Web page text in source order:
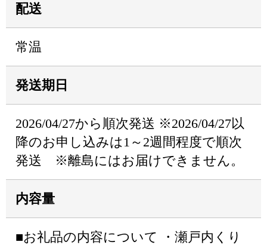
配送
常温
発送期日
2026/04/27から順次発送 ※2026/04/27以
降のお申し込みは1～2週間程度で順次
発送 ※離島にはお届けできません。
内容量
■お礼品の内容について ・瀬戸内くり